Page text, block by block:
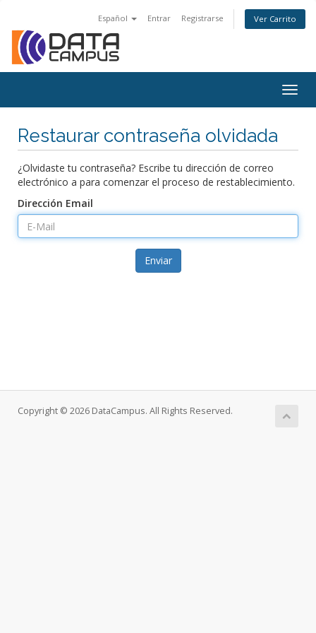
Español Entrar Registrarse Ver Carrito
Restaurar contraseña olvidada
¿Olvidaste tu contraseña? Escribe tu dirección de correo
electrónico a para comenzar el proceso de restablecimiento.
Dirección Email
Enviar
Copyright © 2026 DataCampus. All Rights Reserved.